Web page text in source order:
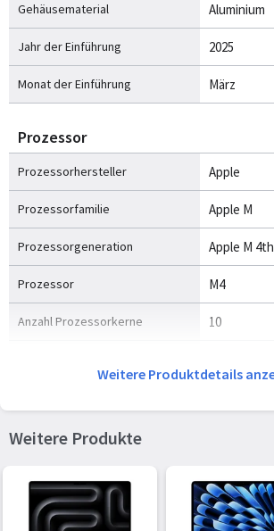
Gehäusematerial Aluminium
Jahr der Einführung 2025
Monat der Einführung März
Prozessor
Prozessorhersteller Apple
Prozessorfamilie Apple M
Prozessorgeneration Apple M
Prozessor M4
Anzahl Prozessorkerne 10
Speicher
Speicherkapazität 16 GB
Memory Formfaktor On-board
Weitere Produktdetails
Weitere Produkte